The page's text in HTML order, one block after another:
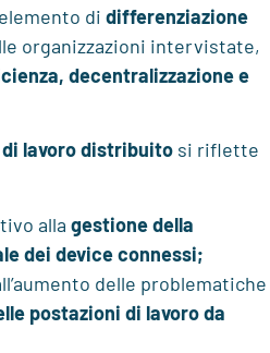
di differenziazione
organizzazioni intervistate,
decentralizzazione e
di lavoro distribuito si riflette
alla gestione della
dei device connessi;
delle problematiche
postazioni di lavoroda